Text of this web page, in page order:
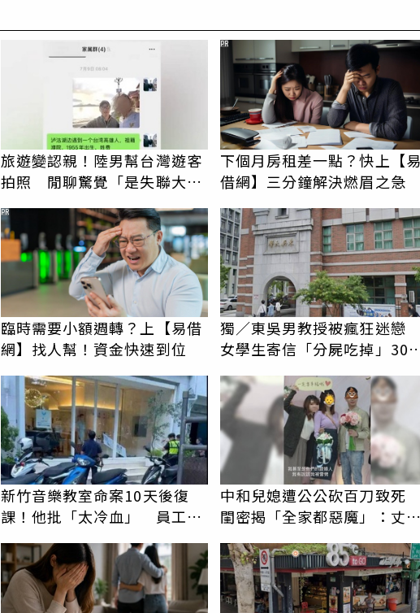
旅遊變認親！陸男幫台灣遊客
拍照 閒聊驚覺「是失聯大
下個月房租差一點？快上【
借網】三分鐘解決燃眉之急
PR
臨時需要小額週轉？上【易借
網】找人幫！資金快速到位
PR
獨／東吳男教授被瘋狂迷
女學生寄信「分屍吃掉」30
新竹音樂教室命案10天後復
課！他批「太冷血」 員工怒
駁：閉上嘴
中和兒媳遭公公砍百刀致
閨密揭「全家都惡魔」：丈
在老婆時懷孕摔東西